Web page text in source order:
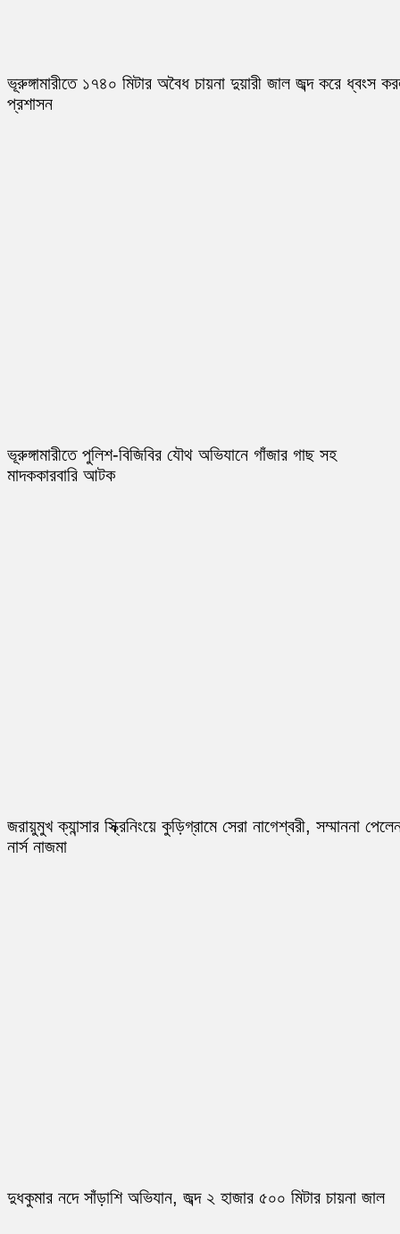
ভূরুঙ্গামারীতে ১৭৪০ মিটার অবৈধ চায়না দুয়ারী জাল জব্দ করে ধ্বংস
প্রশাসন
ভূরুঙ্গামারীতে পুলিশ-বিজিবির যৌথ অভিযানে গাঁজার গাছ সহ
মাদককারবারি আটক
জরায়ুমুখ ক্যান্সার স্ক্রিনিংয়ে কুড়িগ্রামে সেরা নাগেশ্বরী, সম্মাননা
নার্স নাজমা
দুধকুমার নদে সাঁড়াশি অভিযান, জব্দ ২ হাজার ৫০০ মিটার চায়না জাল